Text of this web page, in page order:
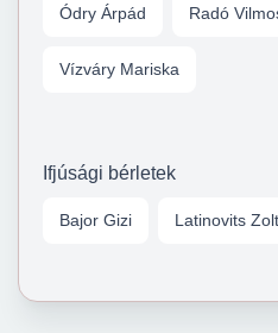
Ódry Árpád Radó
Vízváry Mariska
Ifjúsági bérletek
Bajor Gizi Latinovits